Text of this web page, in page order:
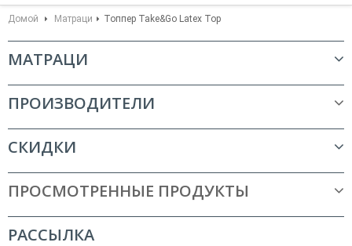
Домой Матраци Топпер Take&Go Latex Top
МАТРАЦИ
ПРОИЗВОДИТЕЛИ
СКИДКИ
ПРОСМОТРЕННЫЕ ПРОДУКТЫ
РАССЫЛКА